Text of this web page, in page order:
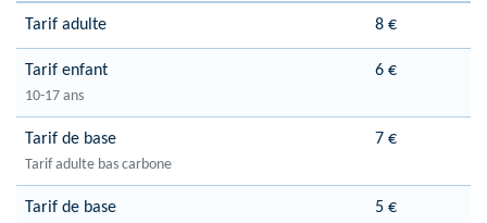
Tarif adulte 8 €
Tarif enfant
10-17 ans
6 €
Tarif de base
Tarif adulte bas carbone
7 €
Tarif de base 5 €